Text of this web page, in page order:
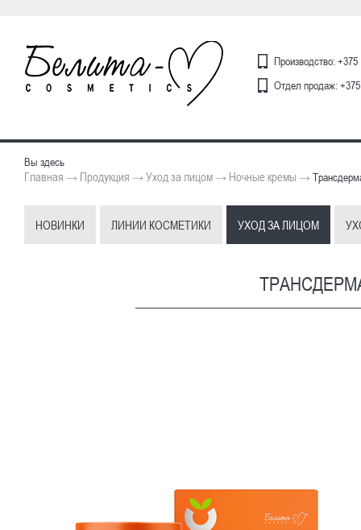
Производство:
Отдел продаж:
Вы здесь
Главная → Продукция →Уход за лицом→ Ночные кремы →
НОВИНКИ ЛИНИИ КОСМЕТИКИ УХОД ЗА ЛИЦОМ